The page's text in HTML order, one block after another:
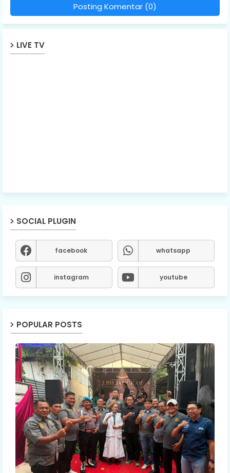
Posting Komentar (0)
LIVE TV
SOCIAL PLUGIN
facebook whatsapp
instagram youtube
POPULAR POSTS